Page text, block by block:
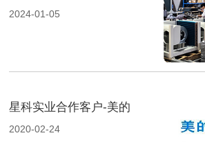
2024-01-05
星科实业合作客户-美的
2020-02-24